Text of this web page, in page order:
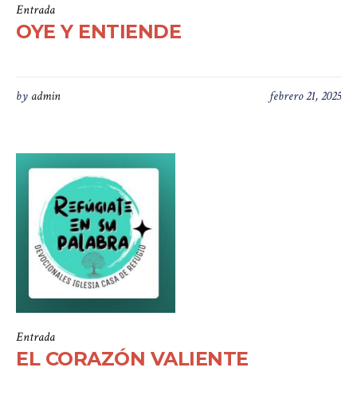
Entrada
OYE Y ENTIENDE
febrero 21, 2025
by admin
Entrada
EL CORAZÓN VALIENTE